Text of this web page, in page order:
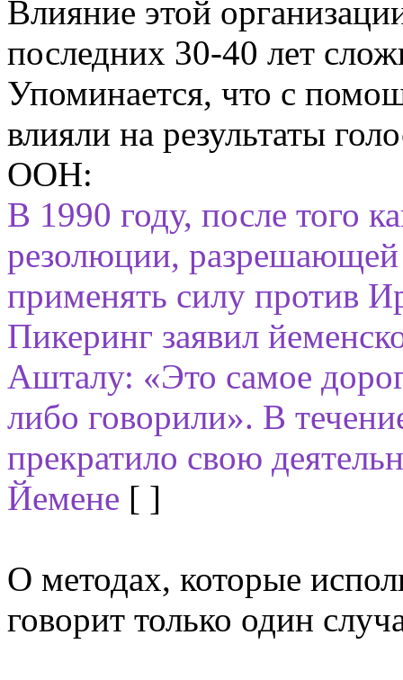
Влияние этой
последних 30-40 лет
Упоминается, что с
влияли на результаты
ООН:
В 1990 году, после того
резолюции,
применять силу против
Пикеринг заявил
Ашталу: «Это самое
либо говорили». В
прекратило свою
Йемене [ ]
О методах, которые
говорит только один